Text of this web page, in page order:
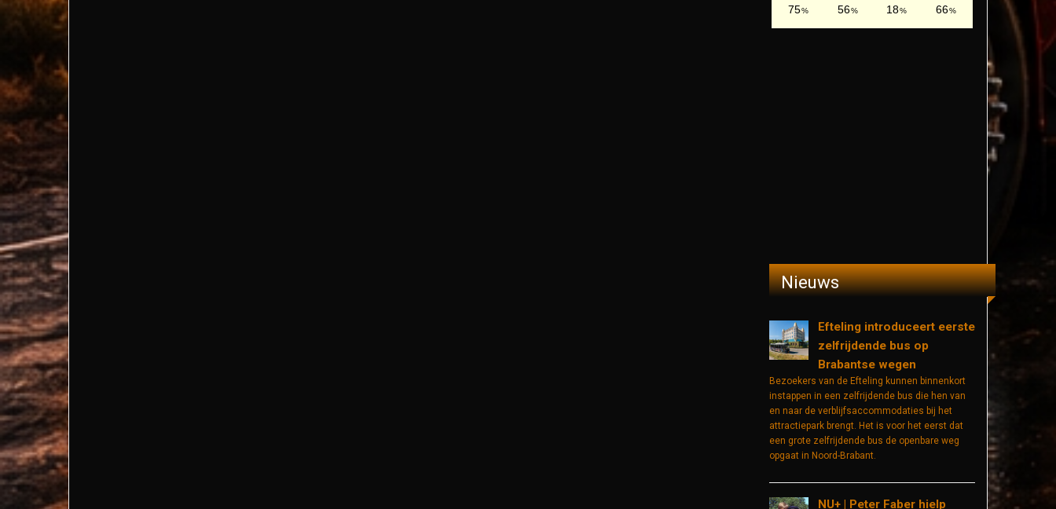
Nieuws
Efteling introduceert eerste
zelfrijdende bus op
Brabantse wegen
Bezoekers van de Efteling kunnen binnenkort
instappen in een zelfrijdende bus die hen van
en naar de verblijfsaccommodaties bij het
attractiepark brengt. Het is voor het eerst dat
een grote zelfrijdende bus de openbare weg
opgaat in Noord-Brabant.
NU+ | Peter Faber hielp